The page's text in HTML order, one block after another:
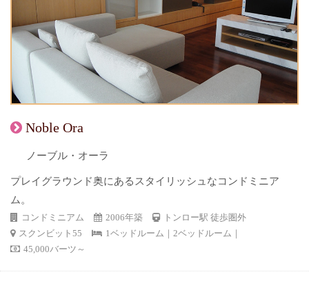
Noble Ora
ノーブル・オーラ
プレイグラウンド奥にあるスタイリッシュなコンドミニア
ム。
コンドミニアム 2006年築
トンロー駅 徒歩圏外
スクンビット55
1ベッドルーム｜2ベッドルーム｜
45,000バーツ～